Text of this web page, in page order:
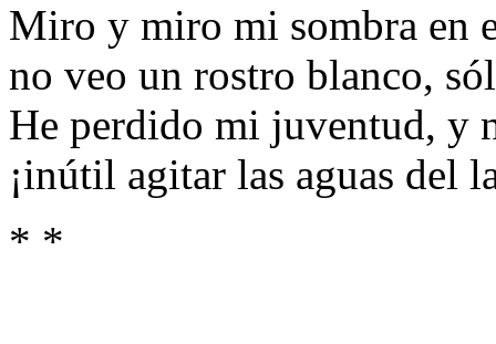
Miro y miro mi sombra en
no veo un rostro blanco,
He perdido mi juventud, y
¡inútil agitar las aguas del
* *